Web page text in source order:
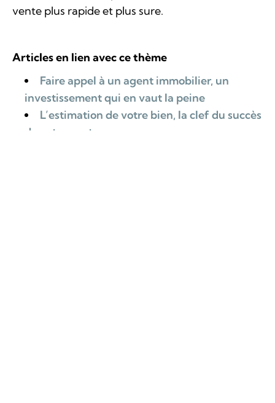
vente plus rapide et plus sure.
Articles en lien avec ce thème
Faire appel à un agent immobilier, un
investissement qui en vaut la peine
L’estimation de votre bien, la clef du succès
de votre vente